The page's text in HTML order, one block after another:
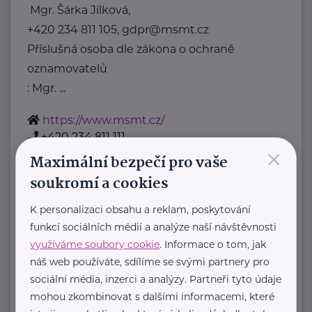
Mgr. Šárka Jílková,
+420 234 811 105, gdpr@msmt.cz
Příslušná osoba dle zákona o ochraně
oznamovatelů
: Mgr. ...
https://www.msmt.cz/
+420 234 811 111
posta@msmt.cz
Žižkova 403
Nadační fond Spolu s odvahou
je nezisková organizace, jejímž
posláním je podporovat duševní
zdraví dětí ...
×
Maximální bezpečí pro vaše
soukromí a cookies
K personalizaci obsahu a reklam, poskytování
funkcí sociálních médií a analýze naší návštěvnosti
využíváme soubory cookie. Informace o tom, jak
náš web používáte, sdílíme se svými partnery pro
sociální média, inzerci a analýzy. Partneři tyto údaje
mohou zkombinovat s dalšími informacemi, které